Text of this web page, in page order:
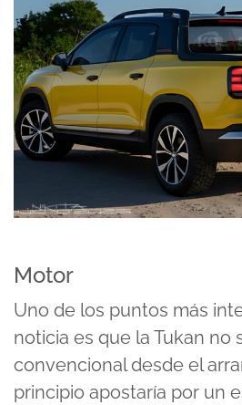
Motor
Uno de los puntos más
noticia es que la Tukan no
convencional desde el
principio apostaría por un